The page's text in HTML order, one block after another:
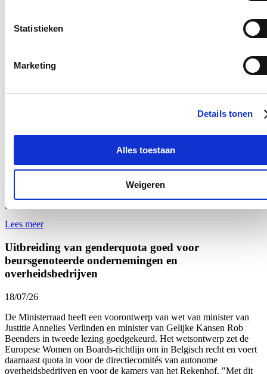
Statistieken
Marketing
Details tonen
Alles toestaan
Weigeren
Een prachtige Nationale Feestdag!
Nationaal Instituut voor Criminalistiek en Criminologieop
Tomorrowland. Al voor het derde jaar op rij analyseert het labo
onmiddellijk de drugs die door de politie in beslag worden
Lees meer
Uitbreiding van genderquota goed voor
beursgenoteerde ondernemingen en
overheidsbedrijven
18/07/26
De Ministerraad heeft een voorontwerp van wet van minister van
Justitie Annelies Verlinden en minister van Gelijke Kansen Rob
Beenders in tweede lezing goedgekeurd. Het wetsontwerp zet de
Europese Women on Boards-richtlijn om in Belgisch recht en voert
daarnaast quota in voor de directiecomités van autonome
overheidsbedrijven en voor de kamers van het Rekenhof. "Met dit